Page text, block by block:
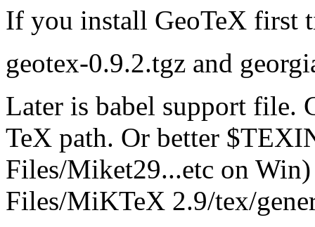
If you install GeoTeX first
geotex-0.9.2.tgz and
Later is babel support file.
TeX path. Or better
Files/Miket29...etc on
Files/MiKTeX 2.9/tex/